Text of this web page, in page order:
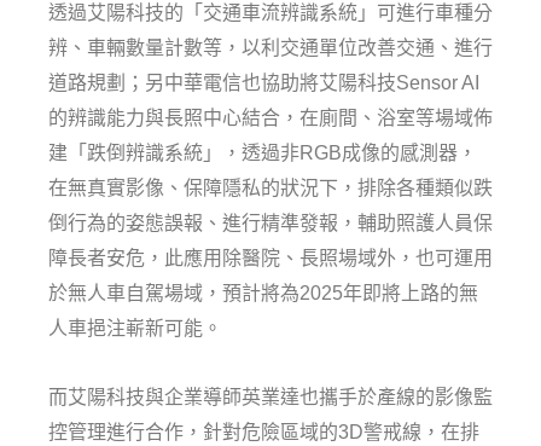
透過艾陽科技的「交通車流辨識系統」可進行車種分
辨、車輛數量計數等，以利交通單位改善交通、進行
道路規劃；另中華電信也協助將艾陽科技Sensor AI
的辨識能力與長照中心結合，在廁間、浴室等場域佈
建「跌倒辨識系統」，透過非RGB成像的感測器，
在無真實影像、保障隱私的狀況下，排除各種類似跌
倒行為的姿態誤報、進行精準發報，輔助照護人員保
障長者安危，此應用除醫院、長照場域外，也可運用
於無人車自駕場域，預計將為2025年即將上路的無
人車挹注嶄新可能。
而艾陽科技與企業導師英業達也攜手於產線的影像監
控管理進行合作，針對危險區域的3D警戒線，在排